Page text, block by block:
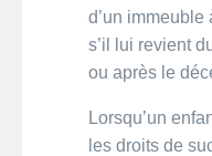
d’un immeuble
s’il lui revient
ou après le
Lorsqu’un
les droits de